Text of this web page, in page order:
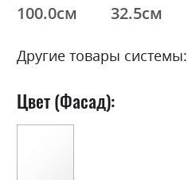
100.0см 32.5см
Другие товары системы:
Цвет (Фасад):